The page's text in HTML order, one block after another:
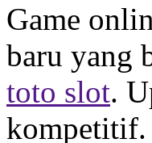
Game
baru yang
toto slot.
kompetitif.